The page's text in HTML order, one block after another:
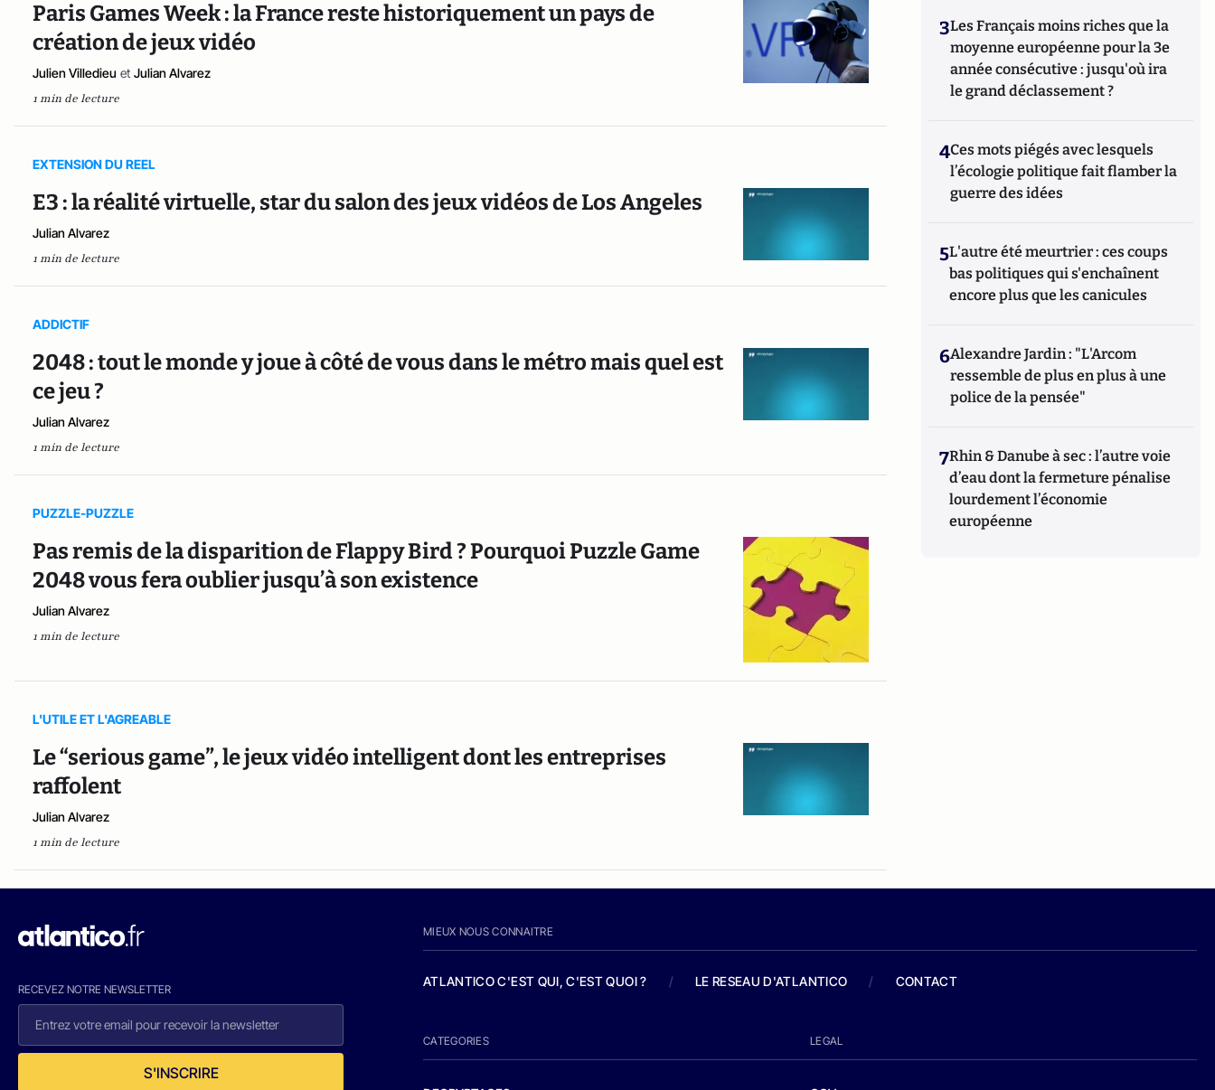
Paris Games Week : la France reste historiquement un pays de
création de jeux vidéo
Julien Villedieu et Julian Alvarez
1 min de lecture
EXTENSION DU REEL
E3 : la réalité virtuelle, star du salon des jeux vidéos de Los Angeles
Julian Alvarez
1 min de lecture
ADDICTIF
2048 : tout le monde y joue à côté de vous dans le métro mais quel est
ce jeu ?
Julian Alvarez
1 min de lecture
PUZZLE-PUZZLE
Pas remis de la disparition de Flappy Bird ? Pourquoi Puzzle Game
2048 vous fera oublier jusqu’à son existence
Julian Alvarez
1 min de lecture
L'UTILE ET L'AGREABLE
Le “serious game”, le jeux vidéo intelligent dont les entreprises
raffolent
Julian Alvarez
1 min de lecture
3Les Français moins riches que la
moyenne européenne pour la 3e
année consécutive : jusqu'où ira
le grand déclassement ?
4Ces mots piégés avec lesquels
l’écologie politique fait flamber la
guerre des idées
5L'autre été meurtrier : ces coups
bas politiques qui s'enchaînent
encore plus que les canicules
6Alexandre Jardin : "L'Arcom
ressemble de plus en plus à une
police de la pensée"
7Rhin & Danube à sec : l’autre voie
d’eau dont la fermeture pénalise
lourdement l’économie
européenne
RECEVEZ NOTRE NEWSLETTER
S'INSCRIRE
MIEUX NOUS CONNAITRE
ATLANTICO C'EST QUI, C'EST QUOI ? / LE RESEAU D'ATLANTICO / CONTACT
CATEGORIES LEGAL